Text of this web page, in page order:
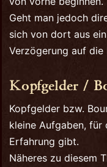
Geht man jedoch
sich von dort aus
Verzögerung auf die
Kopfgelder /
Kopfgelder bzw.
kleine Aufgaben, für
Erfahrung gibt.
Näheres zu diesem